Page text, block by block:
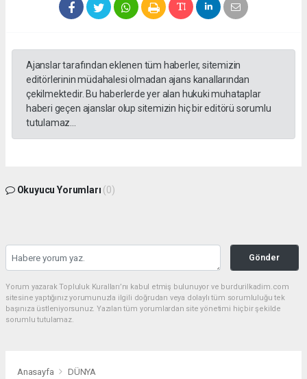
Ajanslar tarafından eklenen tüm haberler, sitemizin
editörlerinin müdahalesi olmadan ajans kanallarından
çekilmektedir. Bu haberlerde yer alan hukuki muhataplar
haberi geçen ajanslar olup sitemizin hiç bir editörü sorumlu
tutulamaz...
Okuyucu Yorumları (0)
Gönder
Yorum yazarak Topluluk Kuralları’nı kabul etmiş bulunuyor ve burdurilkadim.com
sitesine yaptığınız yorumunuzla ilgili doğrudan veya dolaylı tüm sorumluluğu tek
başınıza üstleniyorsunuz. Yazılan tüm yorumlardan site yönetimi hiçbir şekilde
sorumlu tutulamaz.
Anasayfa DÜNYA